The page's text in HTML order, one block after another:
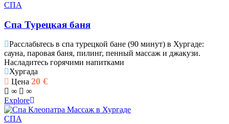
СПА
Спа Турецкая баня
Расслабьтесь в спа турецкой бане (90 минут) в Хургаде:
сауна, паровая баня, пилинг, пенный массаж и джакузи.
Насладитесь горячими напитками
Хургада
Цена 20 €
∞
∞
Explore
СПА